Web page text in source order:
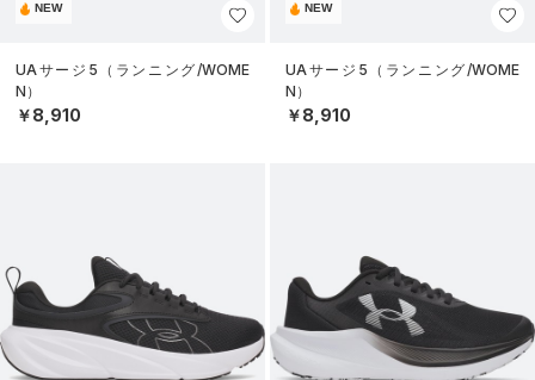
NEW
UAサージ5（ランニング/WOME
N）
￥8,910
NEW
UAサージ5（ランニング/WOME
N）
￥8,910